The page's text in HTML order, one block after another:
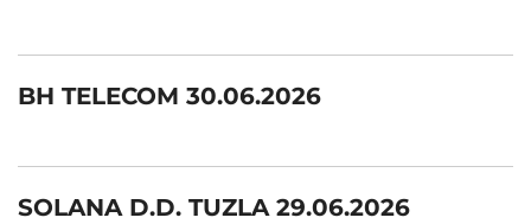
BH TELECOM 30.06.2026
SOLANA D.D. TUZLA 29.06.2026